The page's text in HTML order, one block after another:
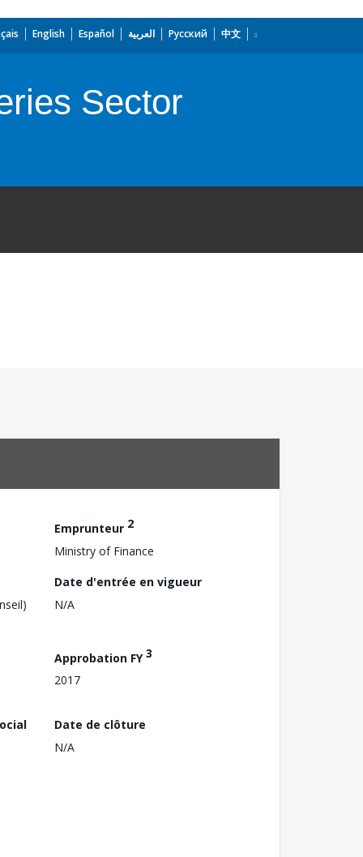
English Español العربية Русский 中文
Sector
Emprunteur 2
Ministry of Finance
Date d'entrée en vigueur
N/A
Approbation FY3
2017
Date de clôture
N/A